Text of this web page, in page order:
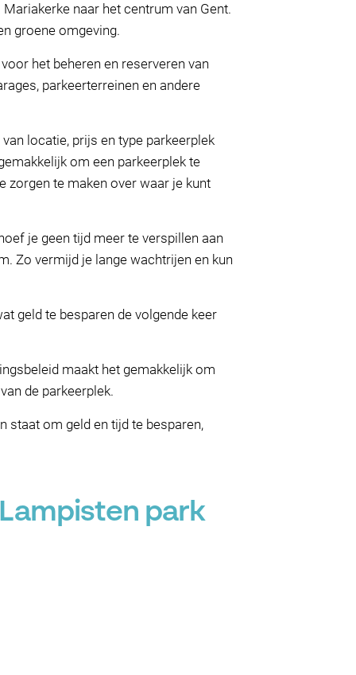
naar het centrum van Gent.
groene omgeving.
het beheren en reserveren van
parkeerterreinen en andere
locatie, prijs en type parkeerplek
om een parkeerplek te
zorgen te maken over waar je kunt
je geen tijd meer te verspillen aan
Zo vermijd je lange wachtrijen en kun
geld te besparen de volgende keer
maakt het gemakkelijk om
de parkeerplek.
staat om geld en tijd te besparen,
park